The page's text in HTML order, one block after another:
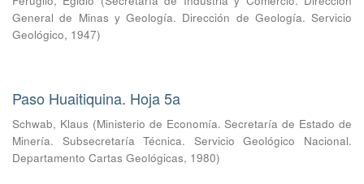
General de Minas y Geología. Dirección de Geología. Servicio
Geológico, 1947)
Paso Huaitiquina. Hoja 5a
Schwab, Klaus (Ministerio de Economía. Secretaría de Estado de
Minería. Subsecretaría Técnica. Servicio Geológico Nacional.
Departamento Cartas Geológicas, 1980)